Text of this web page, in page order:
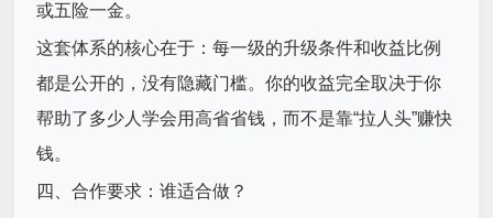
或五险一金。
这套体系的核心在于：每一级的升级条件和收益比例
都是公开的，没有隐藏门槛。你的收益完全取决于你
帮助了多少人学会用高省省钱，而不是靠“拉人头”赚快
钱。
四、合作要求：谁适合做？